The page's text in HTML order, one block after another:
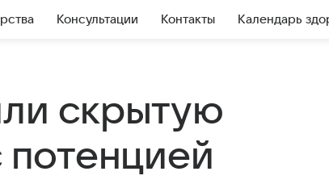
Консультации Контакты Календарь
скрытую